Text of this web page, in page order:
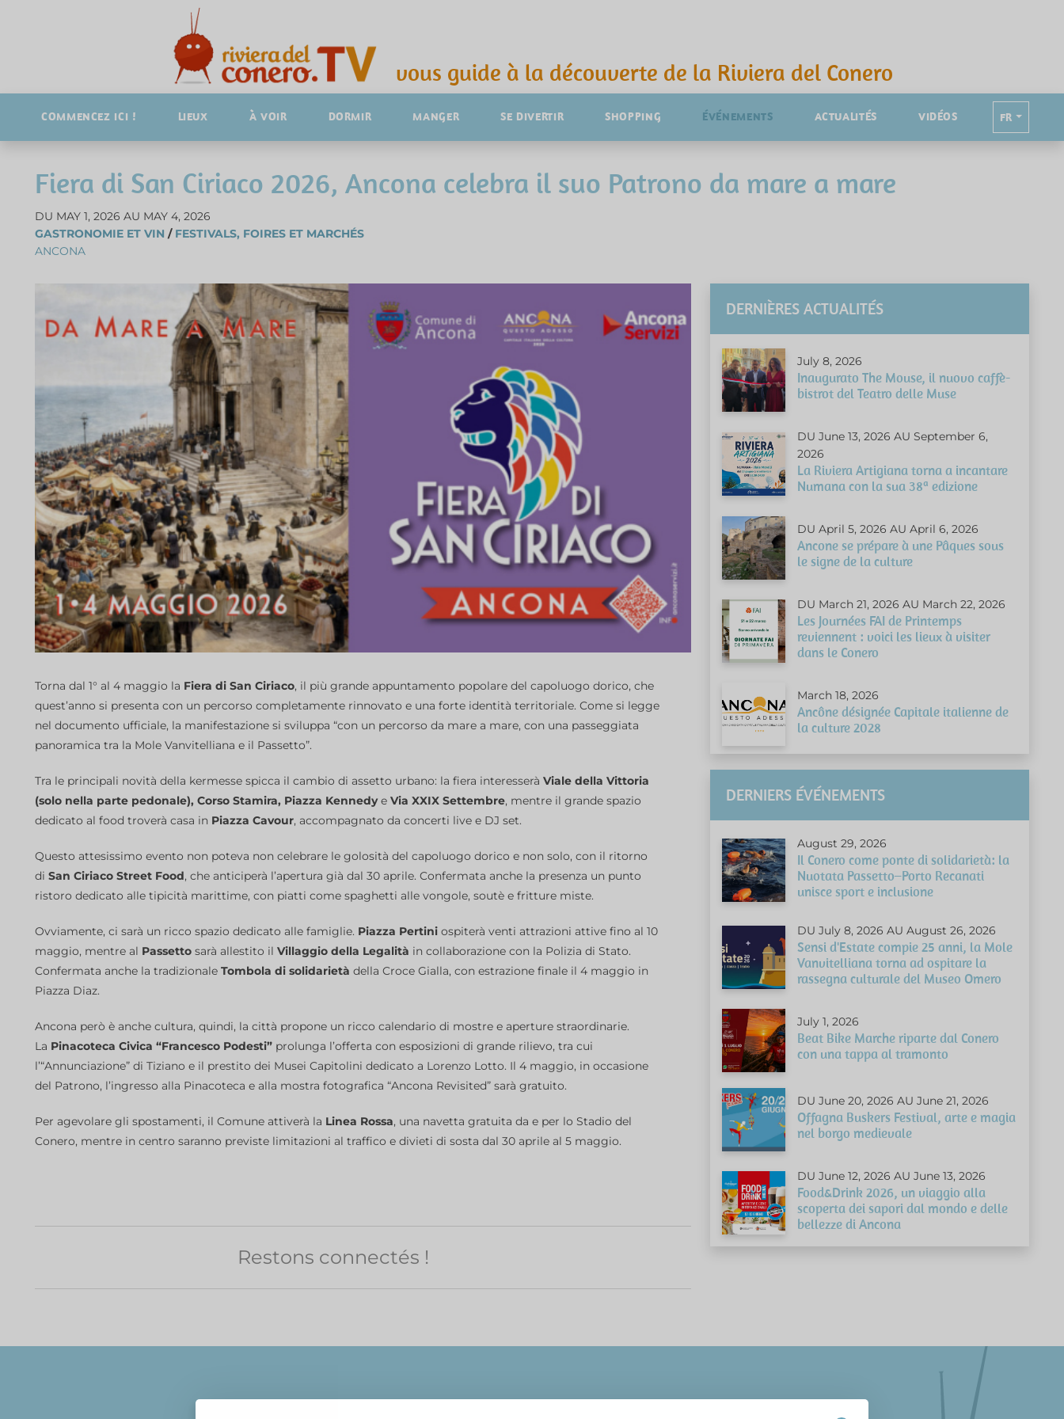
vous guide à la découverte de la Riviera del Conero
COMMENCEZ ICI ! LIEUX À VOIR DORMIR MANGER SE DIVERTIR SHOPPING ÉVÉNEMENTS ACTUALITÉS VIDÉOS FR
Fiera di San Ciriaco 2026, Ancona celebra il suo Patrono da mare a mare
DU MAY 1, 2026 AU MAY 4, 2026
GASTRONOMIE ET VIN / FESTIVALS, FOIRES ET MARCHÉS
ANCONA
Torna dal 1° al 4 maggio la Fiera di San Ciriaco, il più grande appuntamento popolare del capoluogo dorico, che
quest’anno si presenta con un percorso completamente rinnovato e una forte identità territoriale. Come si legge
nel documento ufficiale, la manifestazione si sviluppa “con un percorso da mare a mare, con una passeggiata
panoramica tra la Mole Vanvitelliana e il Passetto”.
Tra le principali novità della kermesse spicca il cambio di assetto urbano: la fiera interesserà Viale della Vittoria
(solo nella parte pedonale), Corso Stamira, Piazza Kennedye Via XXIX Settembre, mentre il grande spazio
dedicato al food troverà casa in Piazza Cavour, accompagnato da concerti live e DJ set.
Questo attesissimo evento non poteva non celebrare le golosità del capoluogo dorico e non solo, con il ritorno
di San Ciriaco Street Food, che anticiperà l’apertura già dal 30 aprile. Confermata anche la presenza un punto
ristoro dedicato alle tipicità marittime, con piatti come spaghetti alle vongole, soutè e fritture miste.
Ovviamente, ci sarà un ricco spazio dedicato alle famiglie. Piazza Pertini ospiterà venti attrazioni attive fino al 10
maggio, mentre al Passetto sarà allestito il Villaggio della Legalità in collaborazione con la Polizia di Stato.
Confermata anche la tradizionale Tombola di solidarietà della Croce Gialla, con estrazione finale il 4 maggio in
Piazza Diaz.
Ancona però è anche cultura, quindi, la città propone un ricco calendario di mostre e aperture straordinarie.
La Pinacoteca Civica “Francesco Podesti” prolunga l’offerta con esposizioni di grande rilievo, tra cui
l’“Annunciazione” di Tiziano e il prestito dei Musei Capitolini dedicato a Lorenzo Lotto. Il 4 maggio, in occasione
del Patrono, l’ingresso alla Pinacoteca e alla mostra fotografica “Ancona Revisited” sarà gratuito.
Per agevolare gli spostamenti, il Comune attiverà la Linea Rossa, una navetta gratuita da e per lo Stadio del
Conero, mentre in centro saranno previste limitazioni al traffico e divieti di sosta dal 30 aprile al 5 maggio.
Restons connectés !
DERNIÈRES ACTUALITÉS
July 8, 2026
Inaugurato The Mouse, il nuovo caffè-
bistrot del Teatro delle Muse
DU June 13, 2026 AU September 6,
2026
La Riviera Artigiana torna a incantare
Numana con la sua 38ª edizione
DU April 5, 2026 AU April 6, 2026
Ancone se prépare à une Pâques sous
le signe de la culture
DU March 21, 2026 AU March 22, 2026
Les Journées FAI de Printemps
reviennent : voici les lieux à visiter
dans le Conero
March 18, 2026
Ancône désignée Capitale italienne de
la culture 2028
DERNIERS ÉVÉNEMENTS
August 29, 2026
Il Conero come ponte di solidarietà: la
Nuotata Passetto–Porto Recanati
unisce sport e inclusione
DU July 8, 2026 AU August 26, 2026
Sensi d'Estate compie 25 anni, la Mole
Vanvitelliana torna ad ospitare la
rassegna culturale del Museo Omero
July 1, 2026
Beat Bike Marche riparte dal Conero
con una tappa al tramonto
DU June 20, 2026 AU June 21, 2026
Offagna Buskers Festival, arte e magia
nel borgo medievale
DU June 12, 2026 AU June 13, 2026
Food&Drink 2026, un viaggio alla
scoperta dei sapori dal mondo e delle
bellezze di Ancona